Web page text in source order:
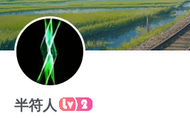
半符人